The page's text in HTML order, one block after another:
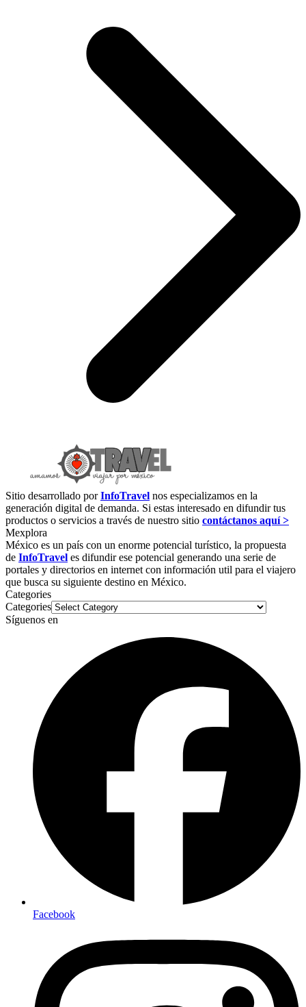
Sitio desarrollado porInfoTravel nos especializamos en la
generación digital de demanda. Si estas interesado en difundir tus
productos o servicios a través de nuestro sitio contáctanos aquí >
Mexplora
México es un país con un enorme potencial turístico, la propuesta
de InfoTravel es difundir ese potencial generando una serie de
portales y directorios en internet con información util para el viajero
que busca su siguiente destino en México.
Categories
Categories
Síguenos en
Facebook